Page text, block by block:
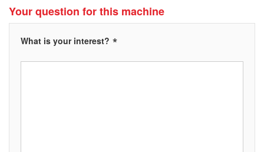
Your question for this machine
What is your interest? *